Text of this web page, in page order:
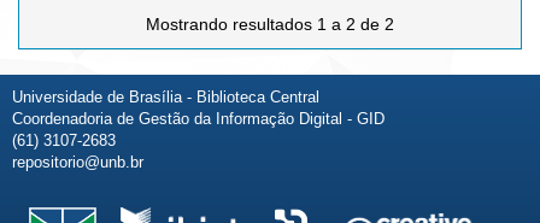
Mostrando resultados 1 a 2 de 2
Universidade de Brasília - Biblioteca Central
Coordenadoria de Gestão da Informação Digital - GID
(61) 3107-2683
repositorio@unb.br